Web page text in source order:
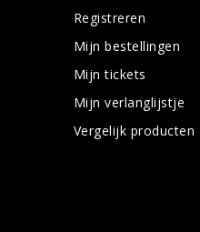
Registreren
Mijn bestellingen
Mijn tickets
Mijn verlanglijstje
Vergelijk producten